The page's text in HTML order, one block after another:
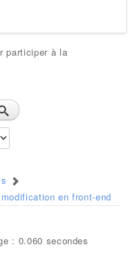
participer à la
en front-end
: 0.060 secondes